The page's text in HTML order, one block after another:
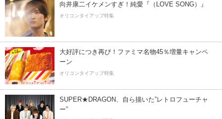
向井康二イケメンすぎ！純愛『（LOVE SONG）』
オリコンタイアップ特集
大好評につき再び！ファミマ名物45％増量キャンペ
ーン
オリコンタイアップ特集
SUPER★DRAGON、自ら描いた”レトロフューチャ
ー”